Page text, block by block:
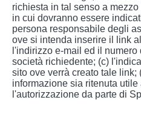
richiesta in tal senso a mezzo
in cui dovranno essere
persona responsabile degli
ove si intenda inserire il link
l'indirizzo e-mail ed il
società richiedente; (c)
sito ove verrà creato tale
informazione sia ritenuta
l'autorizzazione da parte di